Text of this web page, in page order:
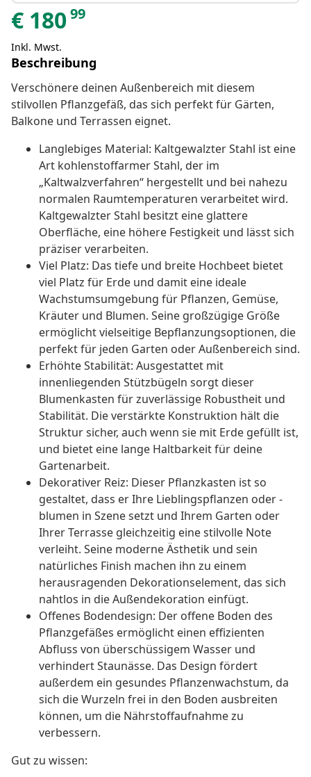
€ 18099
Inkl. Mwst.
Beschreibung
Verschönere deinen Außenbereich mit diesem
stilvollen Pflanzgefäß, das sich perfekt für Gärten,
Balkone und Terrassen eignet.
Langlebiges Material: Kaltgewalzter Stahl ist eine
Art kohlenstoffarmer Stahl, der im
„Kaltwalzverfahren“ hergestellt und bei nahezu
normalen Raumtemperaturen verarbeitet wird.
Kaltgewalzter Stahl besitzt eine glattere
Oberfläche, eine höhere Festigkeit und lässt sich
präziser verarbeiten.
Viel Platz: Das tiefe und breite Hochbeet bietet
viel Platz für Erde und damit eine ideale
Wachstumsumgebung für Pflanzen, Gemüse,
Kräuter und Blumen. Seine großzügige Größe
ermöglicht vielseitige Bepflanzungsoptionen, die
perfekt für jeden Garten oder Außenbereich sind.
Erhöhte Stabilität: Ausgestattet mit
innenliegenden Stützbügeln sorgt dieser
Blumenkasten für zuverlässige Robustheit und
Stabilität. Die verstärkte Konstruktion hält die
Struktur sicher, auch wenn sie mit Erde gefüllt ist,
und bietet eine lange Haltbarkeit für deine
Gartenarbeit.
Dekorativer Reiz: Dieser Pflanzkasten ist so
gestaltet, dass er Ihre Lieblingspflanzen oder -
blumen in Szene setzt und Ihrem Garten oder
Ihrer Terrasse gleichzeitig eine stilvolle Note
verleiht. Seine moderne Ästhetik und sein
natürliches Finish machen ihn zu einem
herausragenden Dekorationselement, das sich
nahtlos in die Außendekoration einfügt.
Offenes Bodendesign: Der offene Boden des
Pflanzgefäßes ermöglicht einen effizienten
Abfluss von überschüssigem Wasser und
verhindert Staunässe. Das Design fördert
außerdem ein gesundes Pflanzenwachstum, da
sich die Wurzeln frei in den Boden ausbreiten
können, um die Nährstoffaufnahme zu
verbessern.
Gut zu wissen: